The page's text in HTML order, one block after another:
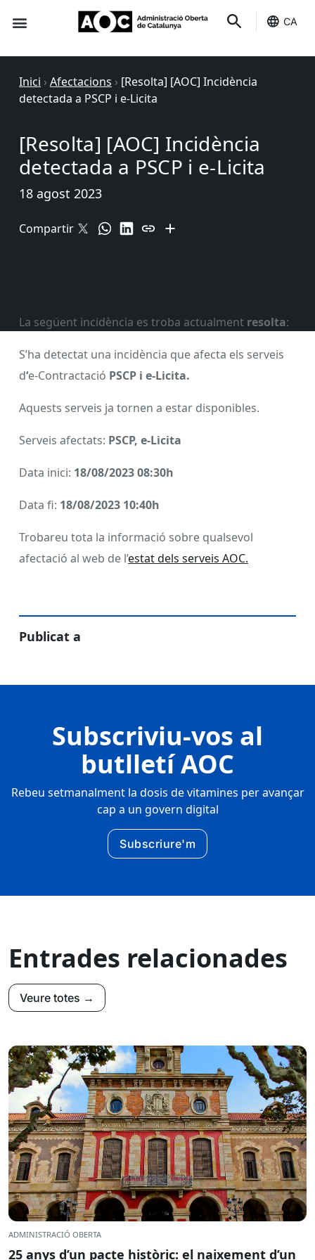
CA
Inici › Afectacions › [Resolta] [AOC] Incidència
detectada a PSCP i e-Licita
[Resolta] [AOC] Incidència
detectada a PSCP i e-Licita
18 agost 2023
Compartir
La següent incidència es troba actualment resolta:
S’ha detectat una incidència que afecta els serveis
d‘e-Contractació PSCP i e-Licita.
Aquests serveis ja tornen a estar disponibles.
Serveis afectats: PSCP, e-Licita
Data inici: 18/08/2023 08:30h
Data fi: 18/08/2023 10:40h
Trobareu tota la informació sobre qualsevol
afectació al web de l’estat dels serveis AOC.
Publicat a
Subscriviu-vos al
butlletí AOC
Rebeu setmanalment la dosis de vitamines per avançar
cap a un govern digital
Subscriure'm
Entrades relacionades
Veure totes →
ADMINISTRACIÓ OBERTA
25 anys d’un pacte històric: el naixement d’un